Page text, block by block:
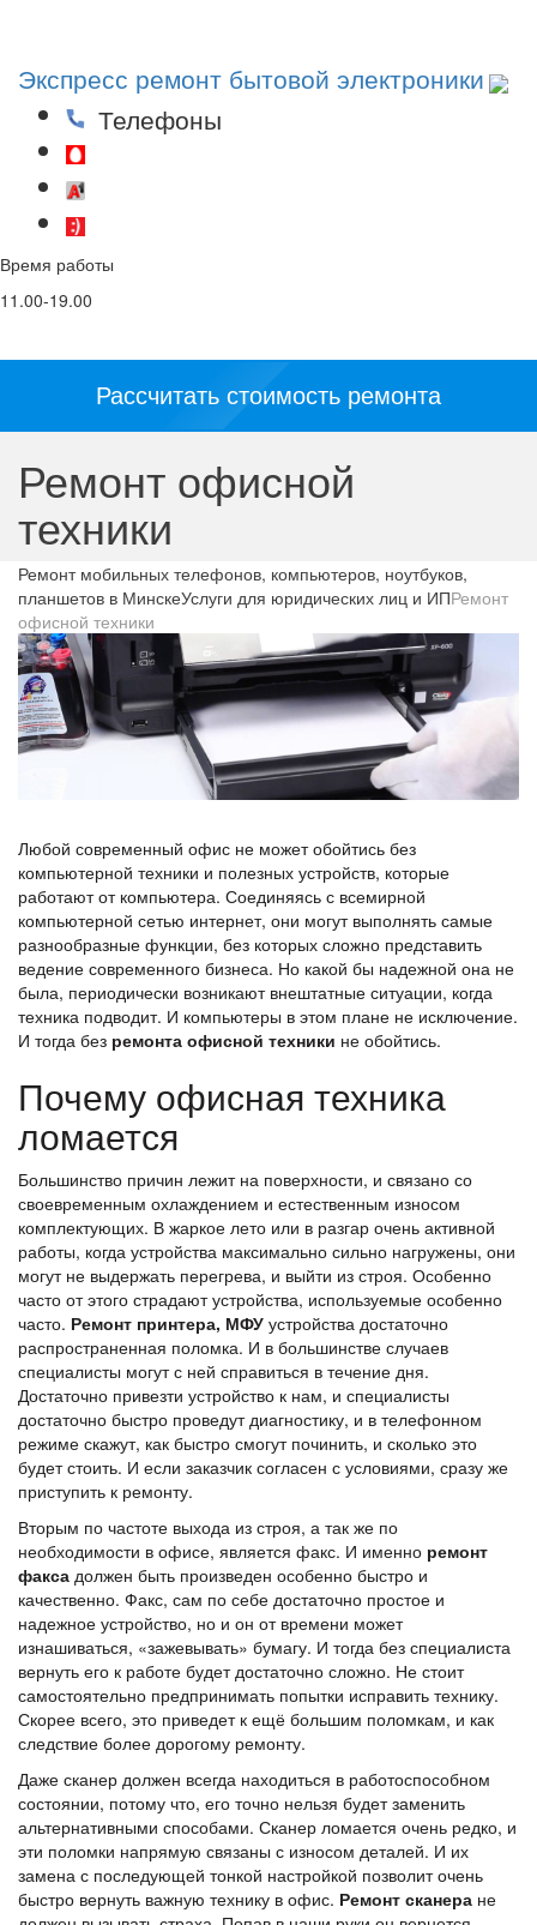
Экспресс ремонт бытовой электроники
Телефоны
Время работы
11.00-19.00
Рассчитать стоимость ремонта
Ремонт офисной
техники
Ремонт мобильных телефонов, компьютеров, ноутбуков,
планшетов в МинскеУслуги для юридических лиц и ИПРемонт
офисной техники
Любой современный офис не может обойтись без
компьютерной техники и полезных устройств, которые
работают от компьютера. Соединяясь с всемирной
компьютерной сетью интернет, они могут выполнять самые
разнообразные функции, без которых сложно представить
ведение современного бизнеса. Но какой бы надежной она не
была, периодически возникают внештатные ситуации, когда
техника подводит. И компьютеры в этом плане не исключение.
И тогда без ремонта офисной техники не обойтись.
Почему офисная техника
ломается
Большинство причин лежит на поверхности, и связано со
своевременным охлаждением и естественным износом
комплектующих. В жаркое лето или в разгар очень активной
работы, когда устройства максимально сильно нагружены, они
могут не выдержать перегрева, и выйти из строя. Особенно
часто от этого страдают устройства, используемые особенно
часто. Ремонт принтера, МФУ устройства достаточно
распространенная поломка. И в большинстве случаев
специалисты могут с ней справиться в течение дня.
Достаточно привезти устройство к нам, и специалисты
достаточно быстро проведут диагностику, и в телефонном
режиме скажут, как быстро смогут починить, и сколько это
будет стоить. И если заказчик согласен с условиями, сразу же
приступить к ремонту.
Вторым по частоте выхода из строя, а так же по
необходимости в офисе, является факс. И именно ремонт
факса должен быть произведен особенно быстро и
качественно. Факс, сам по себе достаточно простое и
надежное устройство, но и он от времени может
изнашиваться, «зажевывать» бумагу. И тогда без специалиста
вернуть его к работе будет достаточно сложно. Не стоит
самостоятельно предпринимать попытки исправить технику.
Скорее всего, это приведет к ещё большим поломкам, и как
следствие более дорогому ремонту.
Даже сканер должен всегда находиться в работоспособном
состоянии, потому что, его точно нельзя будет заменить
альтернативными способами. Сканер ломается очень редко, и
эти поломки напрямую связаны с износом деталей. И их
замена с последующей тонкой настройкой позволит очень
быстро вернуть важную технику в офис. Ремонт сканера не